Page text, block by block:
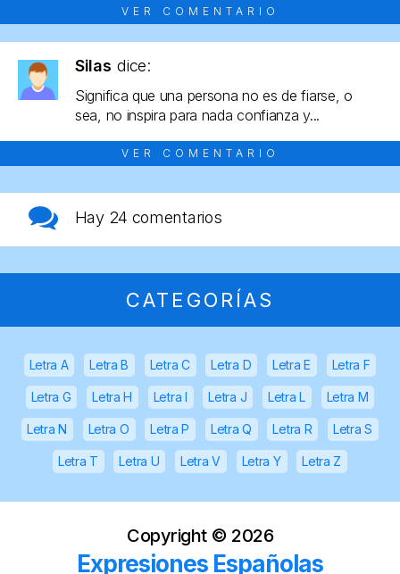
VER COMENTARIO
Silas dice:
Significa que una persona no es de fiarse, o
sea, no inspira para nada confianza y...
VER COMENTARIO
Hay 24 comentarios
CATEGORÍAS
Letra A Letra B Letra C Letra D Letra E Letra F
Letra G Letra H Letra I Letra J Letra L Letra M
Letra N Letra O Letra P Letra Q Letra R Letra S
Letra T Letra U Letra V Letra Y Letra Z
Copyright © 2026
Expresiones Españolas